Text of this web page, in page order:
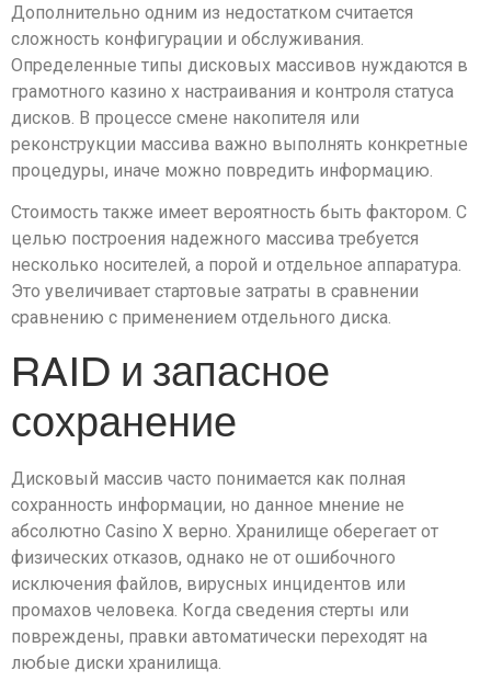
Дополнительно одним из недостатком считается
сложность конфигурации и обслуживания.
Определенные типы дисковых массивов нуждаются в
грамотного казино х настраивания и контроля статуса
дисков. В процессе смене накопителя или
реконструкции массива важно выполнять конкретные
процедуры, иначе можно повредить информацию.
Стоимость также имеет вероятность быть фактором. С
целью построения надежного массива требуется
несколько носителей, а порой и отдельное аппаратура.
Это увеличивает стартовые затраты в сравнении
сравнению с применением отдельного диска.
RAID и запасное
сохранение
Дисковый массив часто понимается как полная
сохранность информации, но данное мнение не
абсолютно Casino X верно. Хранилище оберегает от
физических отказов, однако не от ошибочного
исключения файлов, вирусных инцидентов или
промахов человека. Когда сведения стерты или
повреждены, правки автоматически переходят на
любые диски хранилища.